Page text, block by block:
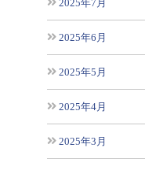
2025年7月
2025年6月
2025年5月
2025年4月
2025年3月